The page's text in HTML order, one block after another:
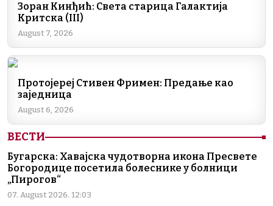
Зоран Кинђић: Света старица Галактија
Критска (III)
August 7, 2026
Протојереј Стивен Фримен: Предање као
заједница
August 6, 2026
ВЕСТИ
Бугарска: Хавајска чудотворна икона Пресвете
Богородице посетила болеснике у болници
„Пирогов“
07. August 2026. 12:03